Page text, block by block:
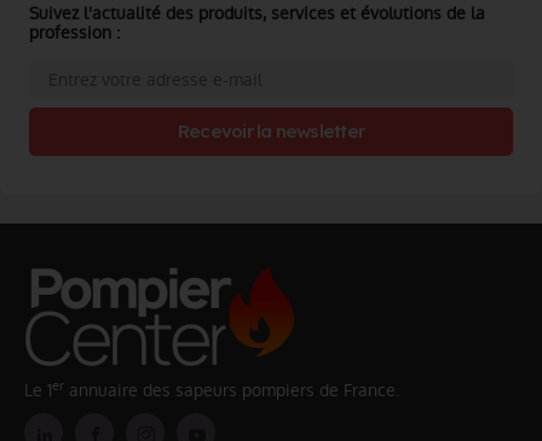
Suivez l'actualité des produits, services et évolutions de la
profession :
Recevoir la newsletter
Le 1er annuaire des sapeurs pompiers de France.